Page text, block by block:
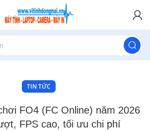
TIN TỨC
FO4 (FC Online) năm 2026
FPS cao, tối ưu chi phí